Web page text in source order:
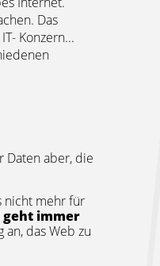
Das
Konzern...
Daten aber, die
nicht mehr für
geht immer
das Web zu